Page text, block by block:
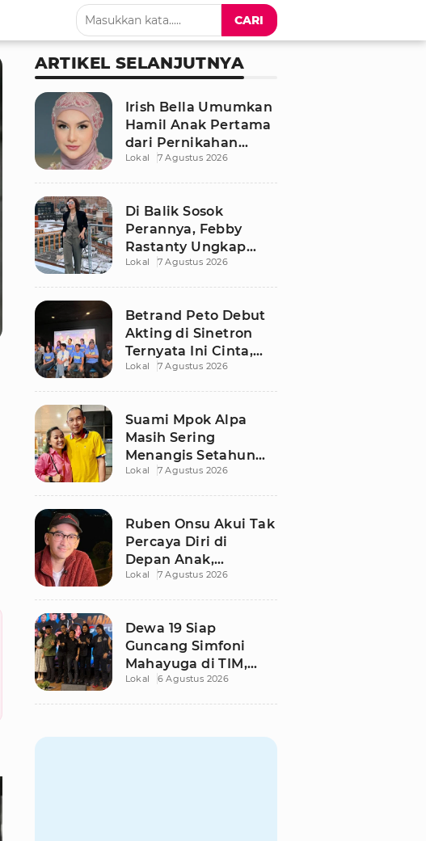
CARI
ARTIKEL SELANJUTNYA
Irish Bella Umumkan
Hamil Anak Pertama
dari Pernikahan
dengan Haldy Sabri
Lokal 7 Agustus 2026
Di Balik Sosok
Perannya, Febby
Rastanty Ungkap
Luka Masa Kecil yang
Lokal 7 Agustus 2026
Betrand Peto Debut
Akting di Sinetron
Ternyata Ini Cinta,
Ngaku Keluar dari
Lokal 7 Agustus 2026
Suami Mpok Alpa
Masih Sering
Menangis Setahun
Setelah Kepergian
Lokal 7 Agustus 2026
Ruben Onsu Akui Tak
Percaya Diri di
Depan Anak,
Singgung Polemik
Lokal 7 Agustus 2026
Dewa 19 Siap
Guncang Simfoni
Mahayuga di TIM,
Bawakan Lagu
Lokal 6 Agustus 2026